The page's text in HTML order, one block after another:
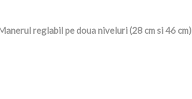
reglabil pe doua niveluri (28 cm si 46 cm)